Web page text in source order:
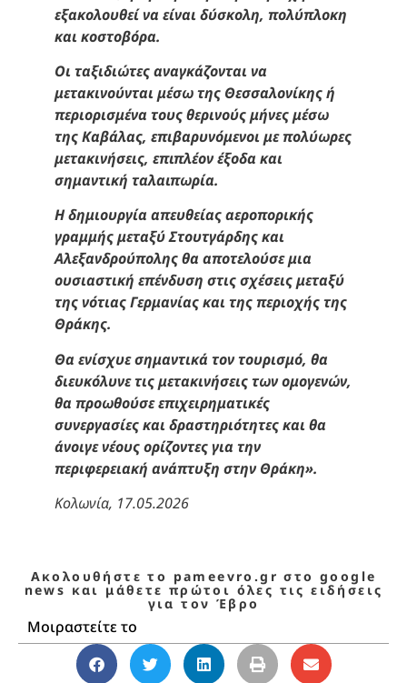
εξακολουθεί να είναι δύσκολη, πολύπλοκη
και κοστοβόρα.
Οι ταξιδιώτες αναγκάζονται να
μετακινούνται μέσω της Θεσσαλονίκης ή
περιορισμένα τους θερινούς μήνες μέσω
της Καβάλας, επιβαρυνόμενοι με πολύωρες
μετακινήσεις, επιπλέον έξοδα και
σημαντική ταλαιπωρία.
Η δημιουργία απευθείας αεροπορικής
γραμμής μεταξύ Στουτγάρδης και
Αλεξανδρούπολης θα αποτελούσε μια
ουσιαστική επένδυση στις σχέσεις μεταξύ
της νότιας Γερμανίας και της περιοχής της
Θράκης.
Θα ενίσχυε σημαντικά τον τουρισμό, θα
διευκόλυνε τις μετακινήσεις των ομογενών,
θα προωθούσε επιχειρηματικές
συνεργασίες και δραστηριότητες και θα
άνοιγε νέους ορίζοντες για την
περιφερειακή ανάπτυξη στην Θράκη».
Κολωνία, 17.05.2026
Ακολουθήστε το pameevro.gr στο google
news και μάθετε πρώτοι όλες τις ειδήσεις
για τον Έβρο
Μοιραστείτε το